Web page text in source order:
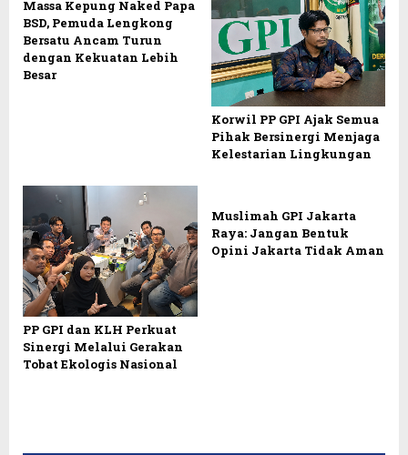
Massa Kepung Naked Papa
BSD, Pemuda Lengkong
Bersatu Ancam Turun
dengan Kekuatan Lebih
Besar
Korwil PP GPI Ajak Semua
Pihak Bersinergi Menjaga
Kelestarian Lingkungan
PP GPI dan KLH Perkuat
Sinergi Melalui Gerakan
Tobat Ekologis Nasional
Muslimah GPI Jakarta
Raya: Jangan Bentuk
Opini Jakarta Tidak Aman